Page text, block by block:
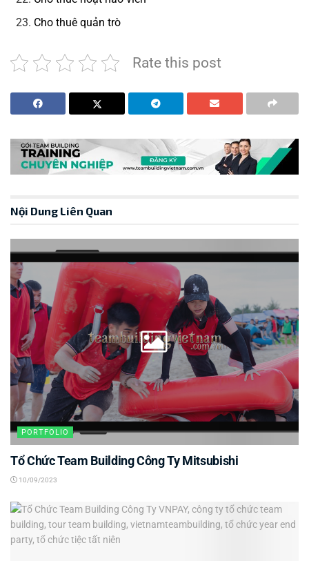
Cho thuê quản trò
Rate this post
Nội Dung Liên Quan
PORTFOLIO
Tổ Chức Team Building Công Ty Mitsubishi
10/09/2023